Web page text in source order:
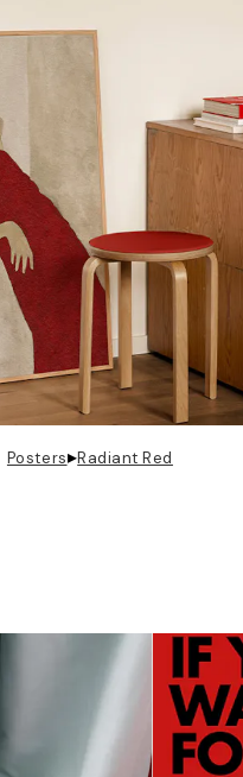
Posters▸Radiant Red